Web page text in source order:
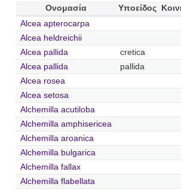
Ονομασία Υποείδος
Alcea apterocarpa
Alcea heldreichii
Alcea pallida
cretica
Alcea pallida
pallida
Alcea rosea
Alcea setosa
Alchemilla acutiloba
Alchemilla amphisericea
Alchemilla aroanica
Alchemilla bulgarica
Alchemilla fallax
Alchemilla flabellata